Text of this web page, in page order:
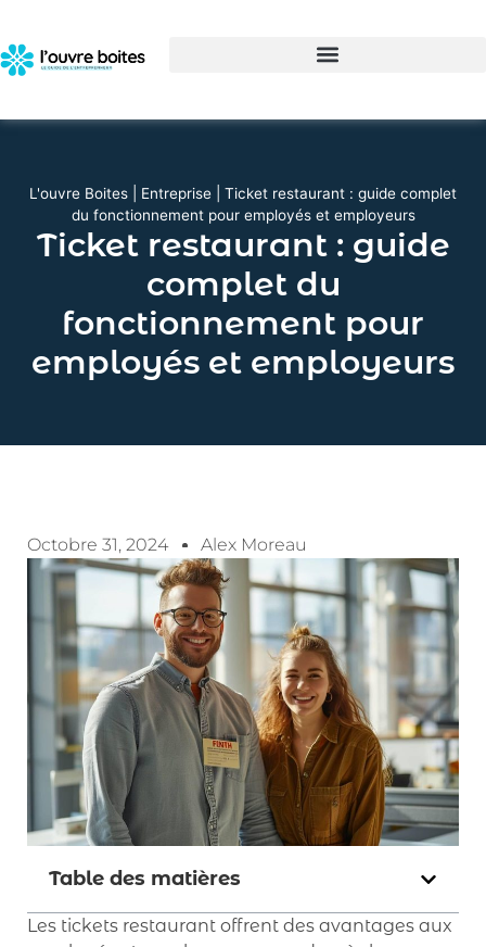
L'ouvre Boites Entreprise
Ticket restaurant : guide complet
du fonctionnement pour employés et employeurs
Ticket restaurant : guide
complet du
fonctionnement pour
employés et employeurs
Octobre 31, 2024 Alex Moreau
Table des matières
Les tickets restaurant offrent des avantages aux